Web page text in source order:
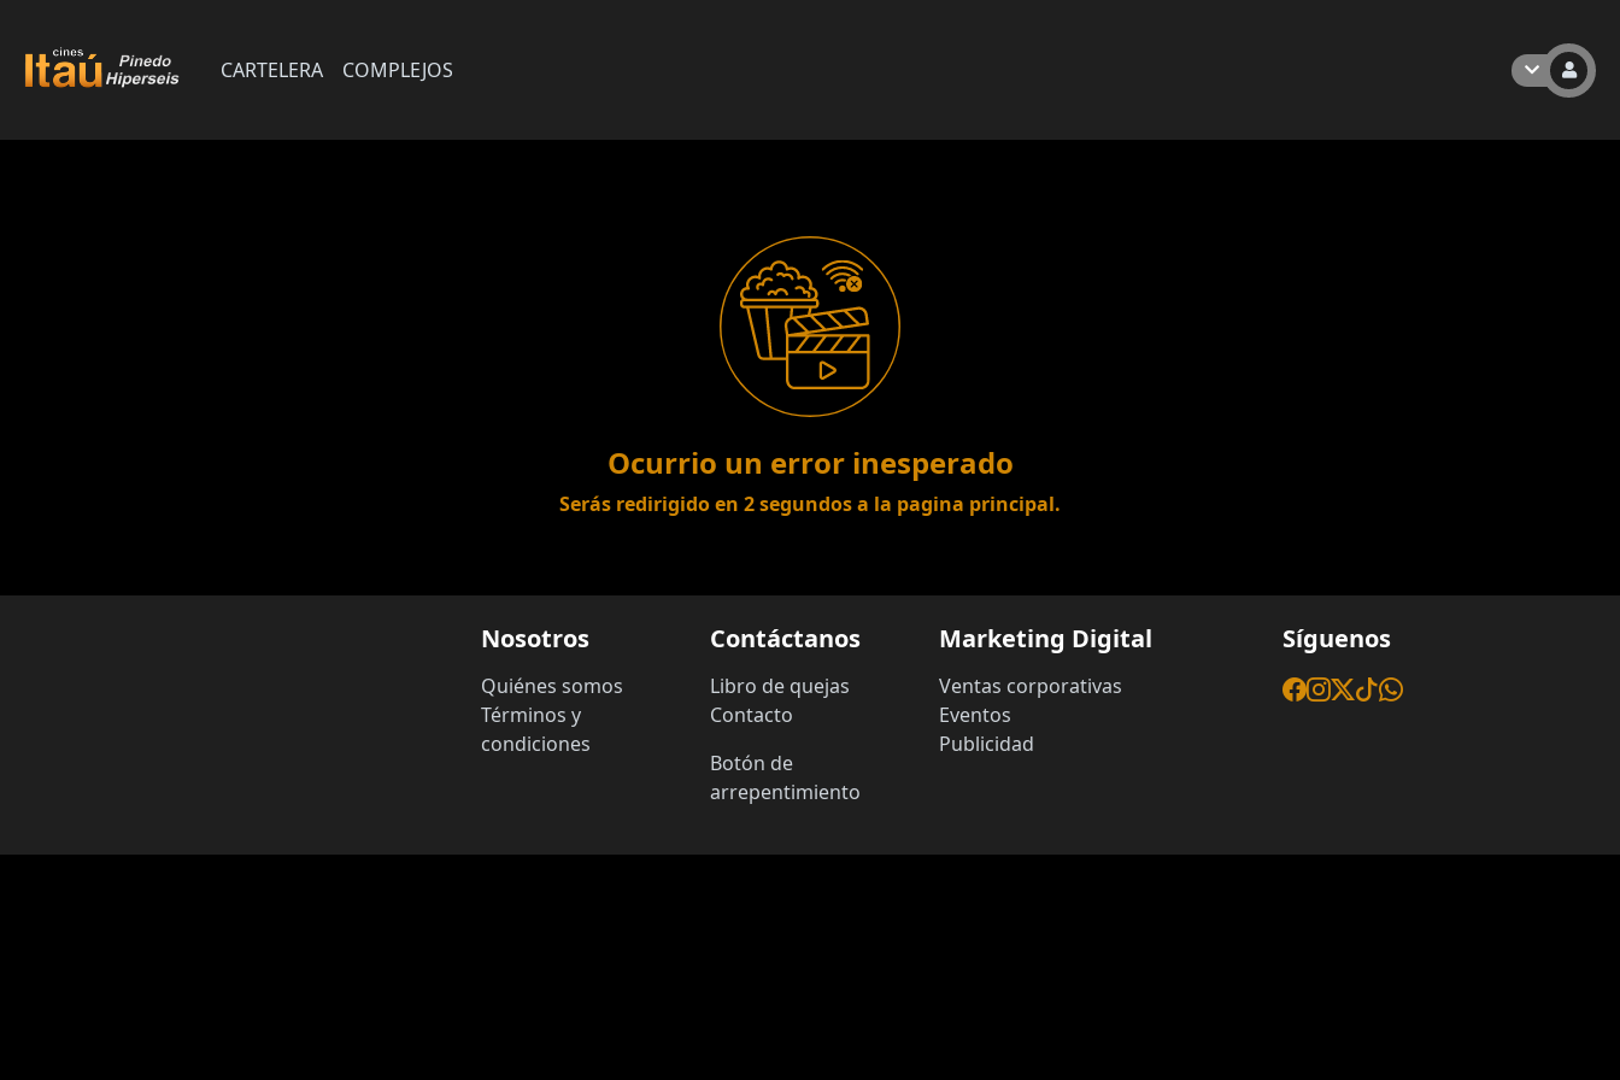
CARTELERA COMPLEJOS
Ocurrio un error inesperado
Serás redirigido en 2segundos a la pagina principal.
Nosotros
Quiénes somos
Términos y
condiciones
Contáctanos
Libro de quejas
Contacto
Botón de
arrepentimiento
Marketing Digital
Ventas corporativas
Eventos
Publicidad
Síguenos